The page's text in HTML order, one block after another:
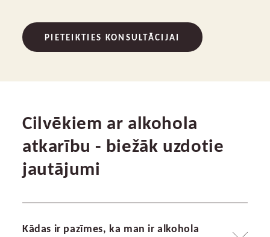
PIETEIKTIES KONSULTĀCIJAI
Cilvēkiem ar alkohola
atkarību - biežāk uzdotie
jautājumi
Kādas ir pazīmes, ka man ir alkohola